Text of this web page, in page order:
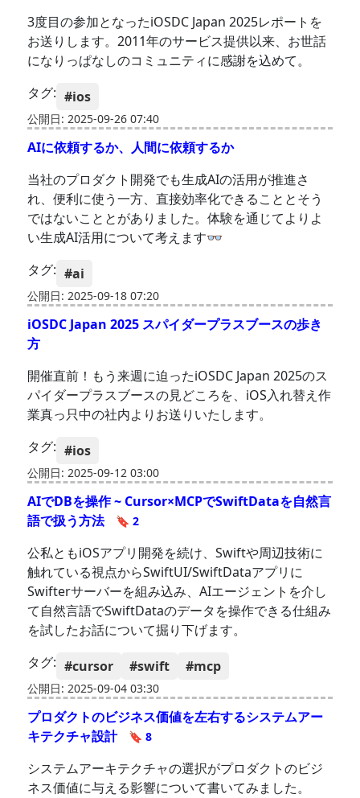
3度目の参加となったiOSDC Japan 2025レポートを
お送りします。2011年のサービス提供以来、お世話
になりっぱなしのコミュニティに感謝を込めて。
タグ: #ios
公開日: 2025-09-26 07:40
AIに依頼するか、人間に依頼するか
当社のプロダクト開発でも生成AIの活用が推進さ
れ、便利に使う一方、直接効率化できることとそう
ではないこととがありました。体験を通じてよりよ
い生成AI活用について考えます👓️
タグ: #ai
公開日: 2025-09-18 07:20
iOSDC Japan 2025 スパイダープラスブースの歩き
方
開催直前！もう来週に迫ったiOSDC Japan 2025のス
パイダープラスブースの見どころを、iOS入れ替え作
業真っ只中の社内よりお送りいたします。
タグ: #ios
公開日: 2025-09-12 03:00
AIでDBを操作 ~ Cursor×MCPでSwiftDataを自然言
語で扱う方法
🔖 2
公私ともiOSアプリ開発を続け、Swiftや周辺技術に
触れている視点からSwiftUI/SwiftDataアプリに
Swifterサーバーを組み込み、AIエージェントを介し
て自然言語でSwiftDataのデータを操作できる仕組み
を試したお話について掘り下げます。
タグ: #cursor #swift #mcp
公開日: 2025-09-04 03:30
プロダクトのビジネス価値を左右するシステムアー
キテクチャ設計
🔖 8
システムアーキテクチャの選択がプロダクトのビジ
ネス価値に与える影響について書いてみました。